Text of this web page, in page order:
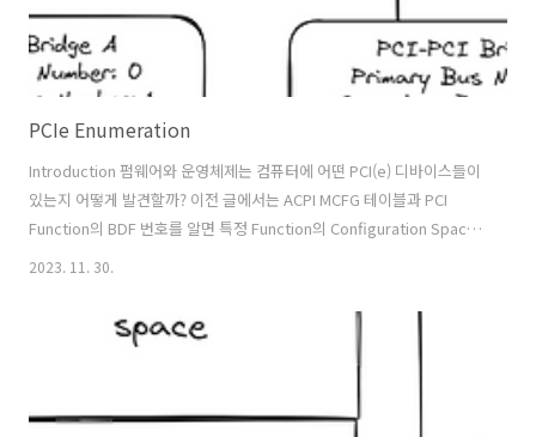
PCIe Enumeration
Introduction 펌웨어와 운영체제는 컴퓨터에 어떤 PCI(e) 디바이스들이
있는지 어떻게 발견할까? 이전 글에서는 ACPI MCFG 테이블과 PCI
Function의 BDF 번호를 알면 특정 Function의 Configuration Space
의 위치를 알 수 있다고 했다. 그런데 어떤 디바이스들이 컴퓨터에 연결
펌웨어와 운영체제는 부팅 직후 컴퓨터에 어떤 디바이스들이 있는지 알
지 못한다. 부팅 직후 디바이스를 하나씩 발견하는 과정을 Enumeration
이라고 한다. PCI Endpoint (Type 0) and Bridge (Type 1)
Enumeration을 더 설명하기 전에 우리는 브리지에 관해 더 알아볼 ..
2023. 11. 30.